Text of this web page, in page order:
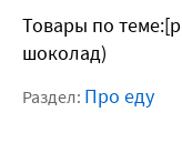
Товары по
шоколад)
Раздел: Про еду